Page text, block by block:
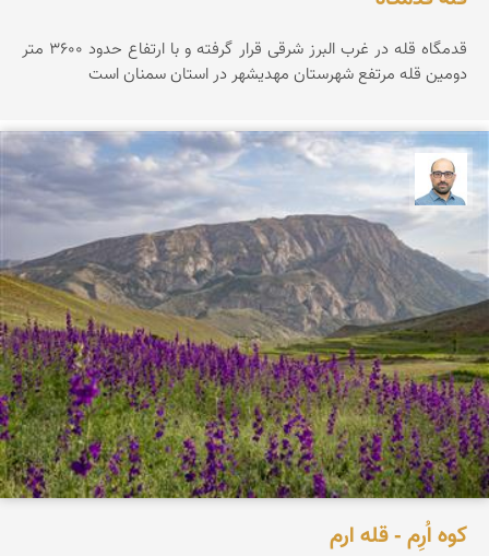
قدمگاه قله در غرب البرز شرقی قرار گرفته و با ارتفاع حدود ۳۶0۰ متر
دومین قله مرتفع شهرستان مهدیشهر در استان سمنان است
کوه اُرِم - قله ارم